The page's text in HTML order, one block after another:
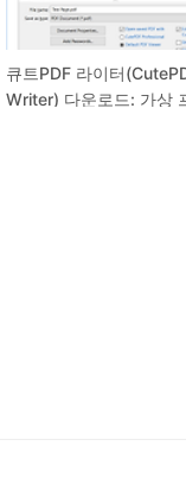
큐트PDF 라이터
Writer) 다운로드: 가상